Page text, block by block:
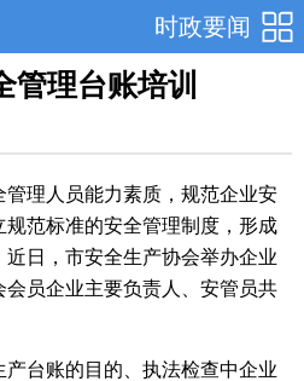
时政要闻
管理台账培训
管理人员能力素质，规范企业安
范标准的安全管理制度，形成
日，市安全生产协会举办企业
员企业主要负责人、安管员共
台账的目的、执法检查中企业